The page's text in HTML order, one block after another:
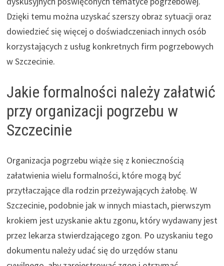
Dzięki temu można uzyskać szerszy obraz sytuacji oraz
dowiedzieć się więcej o doświadczeniach innych osób
korzystających z usług konkretnych firm pogrzebowych
w Szczecinie.
Jakie formalności należy załatwić
przy organizacji pogrzebu w
Szczecinie
Organizacja pogrzebu wiąże się z koniecznością
załatwienia wielu formalności, które mogą być
przytłaczające dla rodzin przeżywających żałobę. W
Szczecinie, podobnie jak w innych miastach, pierwszym
krokiem jest uzyskanie aktu zgonu, który wydawany jest
przez lekarza stwierdzającego zgon. Po uzyskaniu tego
dokumentu należy udać się do urzędów stanu